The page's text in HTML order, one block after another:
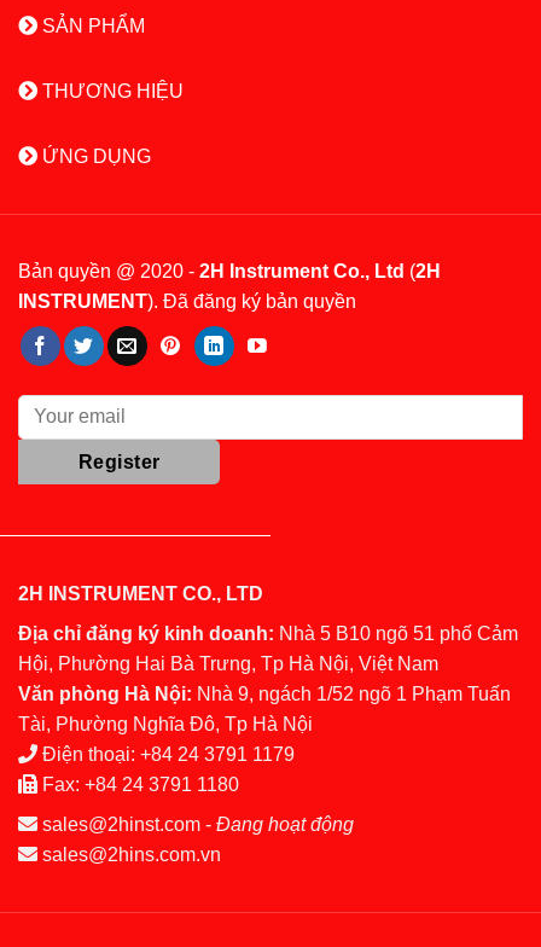
SẢN PHẨM
THƯƠNG HIỆU
ỨNG DỤNG
Bản quyền @ 2020 - 2H Instrument Co., Ltd (2H
INSTRUMENT). Đã đăng ký bản quyền
2H INSTRUMENT CO., LTD
Địa chỉ đăng ký kinh doanh: Nhà 5 B10 ngõ 51 phố Cảm
Hội, Phường Hai Bà Trưng, Tp Hà Nội, Việt Nam
Văn phòng Hà Nội: Nhà 9, ngách 1/52 ngõ 1 Phạm Tuấn
Tài, Phường Nghĩa Đô, Tp Hà Nội
Điện thoại: +84 24 3791 1179
Fax: +84 24 3791 1180
sales@2hinst.com - Đang hoạt động
sales@2hins.com.vn